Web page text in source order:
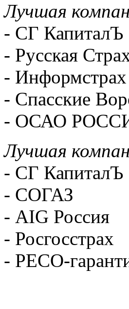
Лучшая
- СГ КапиталЪ
- Русская
- Информстрах
- Спасские
- ОСАО
Лучшая
- СГ КапиталЪ
- СОГАЗ
- AIG Россия
- Росгосстрах
- РЕСО-